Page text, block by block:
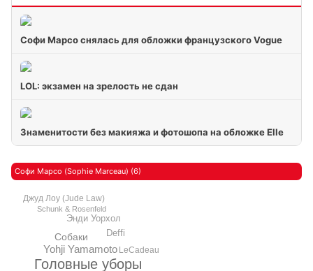
Софи Марсо снялась для обложки французского Vogue
LOL: экзамен на зрелость не сдан
Знаменитости без макияжа и фотошопа на обложке Elle
Софи Марсо (Sophie Marceau) (6)
Головные уборы
Yohji Yamamoto
Собаки Deffi
Энди Уорхол
LeCadeau
Джуд Лоу (Jude Law)
Schunk & Rosenfeld